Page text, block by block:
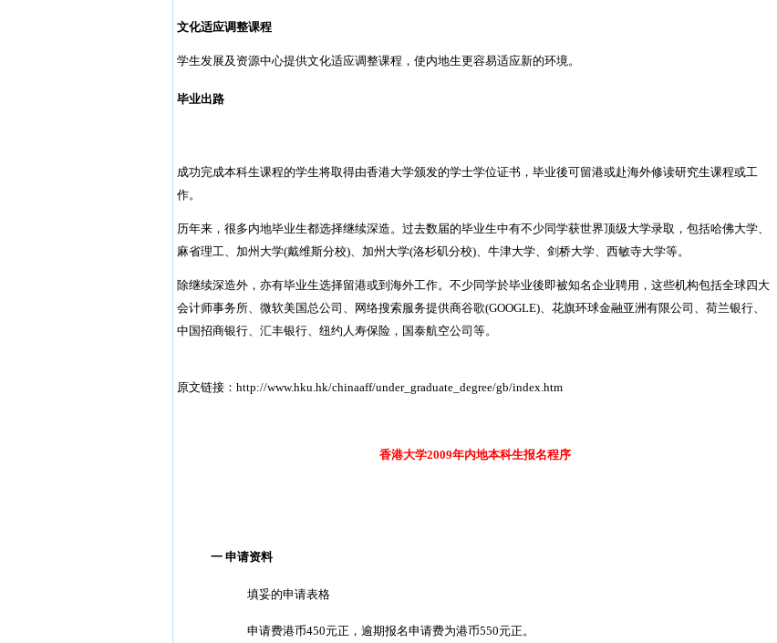
文化适应调整课程
学生发展及资源中心提供文化适应调整课程，使内地生更容易适应新的环境。
毕业出路
成功完成本科生课程的学生将取得由香港大学颁发的学士学位证书，毕业後可留港或赴海外修读研究生课程或工
作。
历年来，很多内地毕业生都选择继续深造。过去数届的毕业生中有不少同学获世界顶级大学录取，包括哈佛大学、
麻省理工、加州大学(戴维斯分校)、加州大学(洛杉矶分校)、牛津大学、剑桥大学、西敏寺大学等。
除继续深造外，亦有毕业生选择留港或到海外工作。不少同学於毕业後即被知名企业聘用，这些机构包括全球四大
会计师事务所、微软美国总公司、网络搜索服务提供商谷歌(GOOGLE)、花旗环球金融亚洲有限公司、荷兰银行、
中国招商银行、汇丰银行、纽约人寿保险，国泰航空公司等。
原文链接： http://www.hku.hk/chinaaff/under_graduate_degree/gb/index.htm
香港大学2009年内地本科生报名程序
一 申请资料
填妥的申请表格
申请费港币450元正，逾期报名申请费为港币550元正。